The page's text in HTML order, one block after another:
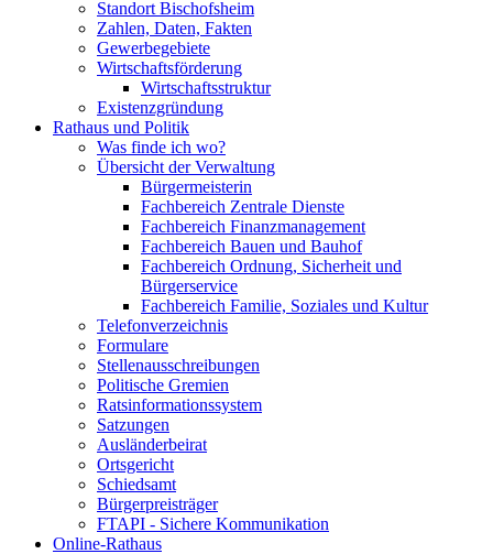
Standort Bischofsheim
Zahlen, Daten, Fakten
Gewerbegebiete
Wirtschaftsförderung
Wirtschaftsstruktur
Existenzgründung
Rathaus und Politik
Was finde ich wo?
Übersicht der Verwaltung
Bürgermeisterin
Fachbereich Zentrale Dienste
Fachbereich Finanzmanagement
Fachbereich Bauen und Bauhof
Fachbereich Ordnung, Sicherheit und
Bürgerservice
Fachbereich Familie, Soziales und Kultur
Telefonverzeichnis
Formulare
Stellenausschreibungen
Politische Gremien
Ratsinformationssystem
Satzungen
Ausländerbeirat
Ortsgericht
Schiedsamt
Bürgerpreisträger
FTAPI - Sichere Kommunikation
Online-Rathaus